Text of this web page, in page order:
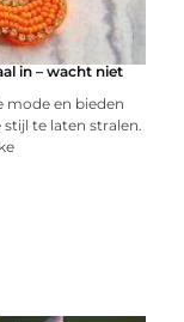
in – wacht niet
mode en bieden
te laten stralen.